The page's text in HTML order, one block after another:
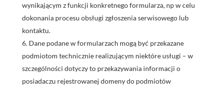
wynikającym z funkcji konkretnego formularza, np w celu
dokonania procesu obsługi zgłoszenia serwisowego lub
kontaktu.
Dane podane w formularzach mogą być przekazane
podmiotom technicznie realizującym niektóre usługi – w
szczególności dotyczy to przekazywania informacji o
posiadaczu rejestrowanej domeny do podmiotów